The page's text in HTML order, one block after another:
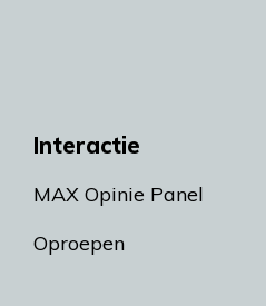
Interactie
MAX Opinie Panel
Oproepen